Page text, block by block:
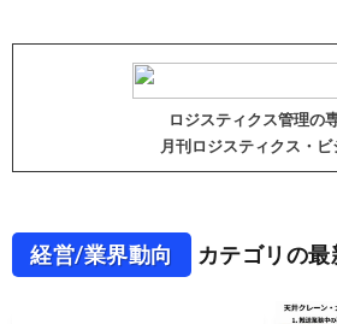
ロジスティクス管理の
月刊ロジスティクス・ビ
経営/業界動向 カテゴリの